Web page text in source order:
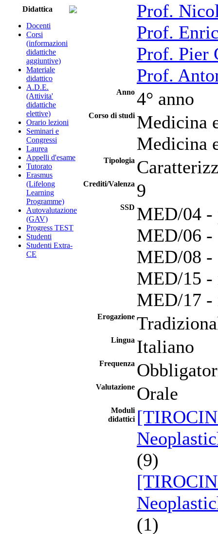
Didattica
Docenti
Corsi
(informazioni
didattiche
aggiuntive)
Materiale
didattico
A.D.E.
(Attivita'
didattiche
elettive)
Orario lezioni
Seminari e
Congressi
Laurea
Appelli d'esame
Tutorato
Erasmus
(Lifelong
Learning
Programme)
Autovalutazione
(GAV)
Progress TEST
Studenti
Studenti Extra-
CE
Prof.
Prof.
Prof. Pier
Prof.
Anno 4° anno
Corso di studi Medicina
Medicina
Tipologia
Crediti/Valenza 9
SSD MED/04 -
MED/06 -
MED/08 -
MED/15 -
MED/17 -
Erogazione
Lingua Italiano
Frequenza
Valutazione Orale
Moduli
didattici
(9)
(1)